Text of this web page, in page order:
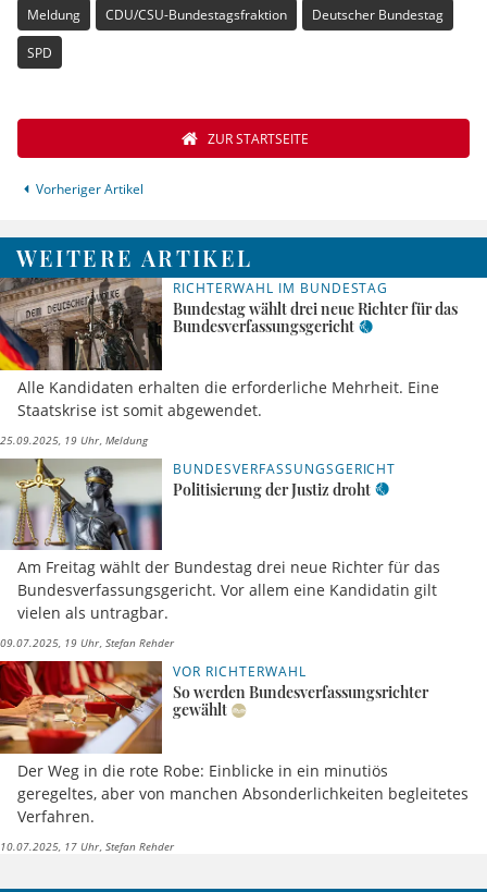
Meldung CDU/CSU-Bundestagsfraktion Deutscher Bundestag
SPD
Vorheriger Artikel
ZUR STARTSEITE
WEITERE ARTIKEL
RICHTERWAHL IM BUNDESTAG
Bundestag wählt drei neue Richter für das
Bundesverfassungsgericht
Alle Kandidaten erhalten die erforderliche Mehrheit. Eine
Staatskrise ist somit abgewendet.
25.09.2025, 19 Uhr Meldung
BUNDESVERFASSUNGSGERICHT
Politisierung der Justiz droht
Am Freitag wählt der Bundestag drei neue Richter für das
Bundesverfassungsgericht. Vor allem eine Kandidatin gilt
vielen als untragbar.
09.07.2025, 19 Uhr Stefan Rehder
VOR RICHTERWAHL
So werden Bundesverfassungsrichter
gewählt
Der Weg in die rote Robe: Einblicke in ein minutiös
geregeltes, aber von manchen Absonderlichkeiten begleitetes
Verfahren.
10.07.2025, 17 Uhr Stefan Rehder